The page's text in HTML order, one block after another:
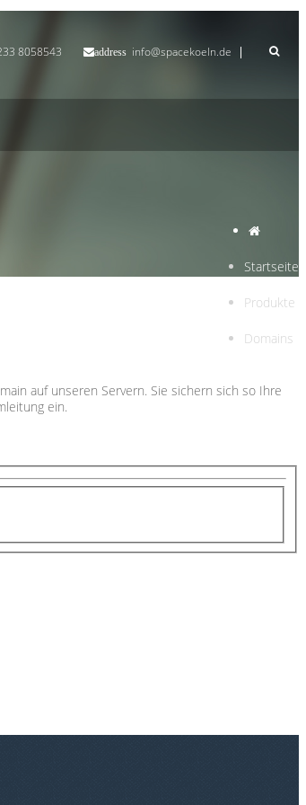
8058543 address info@spacekoeln.de
Startseite
Produkte
Domains
auf unseren Servern. Sie sichern sich so Ihre
ein.